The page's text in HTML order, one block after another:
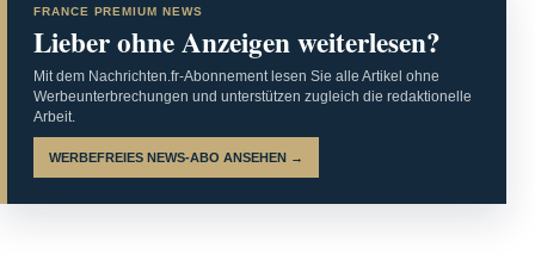
FRANCE PREMIUM NEWS
Lieber ohne Anzeigen weiterlesen?
Mit dem Nachrichten.fr-Abonnement lesen Sie alle Artikel ohne
Werbeunterbrechungen und unterstützen zugleich die redaktionelle
Arbeit.
WERBEFREIES NEWS-ABO ANSEHEN →